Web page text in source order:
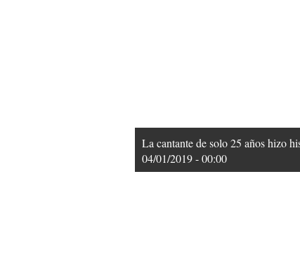
La cantante de solo 25 años hizo
04/01/2019 - 00:00